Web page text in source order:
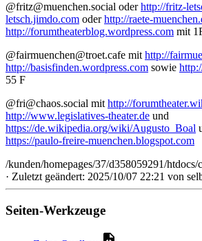
@fritz@muenchen.social oderhttp://fritz-
letsch.jimdo.com oderhttp://raete-
http://forumtheaterblog.wordpress.com mit
@fairmuenchen@troet.cafe mit http://
http://basisfinden.wordpress.com sowie
55 F
@fri@chaos.social mit http://
http://www.legislatives-theater.de und
https://de.wikipedia.org/wiki/Augusto_Boal
https://paulo-freire-muenchen.blogspot.com
/kunden/homepages/37/d358059291/
· Zuletzt geändert: 2025/10/07 22:21 von
Seiten-Werkzeuge